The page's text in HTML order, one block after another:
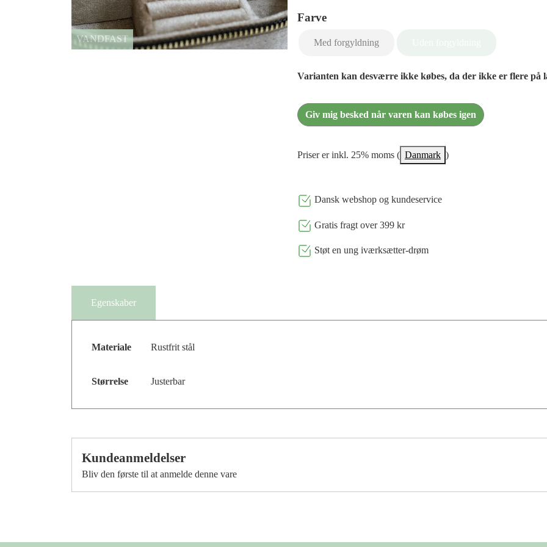
Tilbud
VANDFAST
Farve
Med forgyldning
Varianten kan desværre ikke købes, da der ikke er flere på
Giv mig besked når varen kan købes igen
Priser er inkl. 25% moms ( Danmark )
Dansk webshop og kundeservice
Gratis fragt over 399 kr
Støt en ung iværksætter-drøm
Egenskaber
Materiale Rustfrit stål
Størrelse Justerbar
Kundeanmeldelser
Bliv den første til at anmelde denne vare